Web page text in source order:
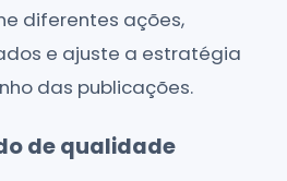
diferentes ações,
e ajuste a estratégia
das publicações.
de qualidade